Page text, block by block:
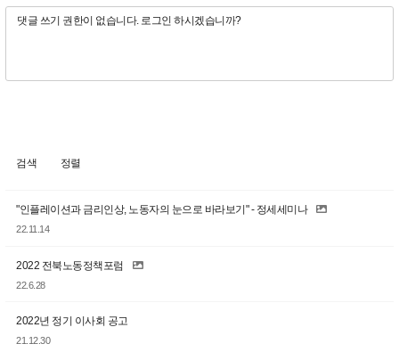
검색 정렬
"인플레이션과 금리인상, 노동자의 눈으로 바라보기" - 정세세미나
22.11.14
2022 전북노동정책포럼
22.6.28
2022년 정기 이사회 공고
21.12.30